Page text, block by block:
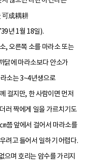
可成耦耕
년 1월 18일).
, 오른쪽 소를 마라소 또는
닭에 마라소보다 안소가
소는 3~4년생으로
걸지만, 한 사람이면 먼저
러 짝에게 일을 가르치기도
쯤 앞에서 걸어서 마라소를
려고 들어서 일하기 어렵다.
으며 호리는 암수를 가리지